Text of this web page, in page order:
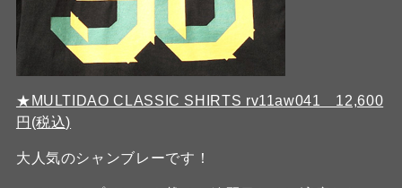
★MULTIDAO CLASSIC SHIRTS rv11aw041 12,600
円(税込)
大人気のシャンブレーです！